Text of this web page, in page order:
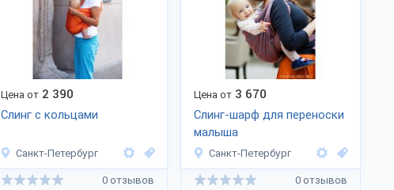
Цена от 2 390
Слинг с кольцами
Санкт-Петербург
0 отзывов
Цена от 3 670
Слинг-шарф для переноски
малыша
Санкт-Петербург
0 отзывов